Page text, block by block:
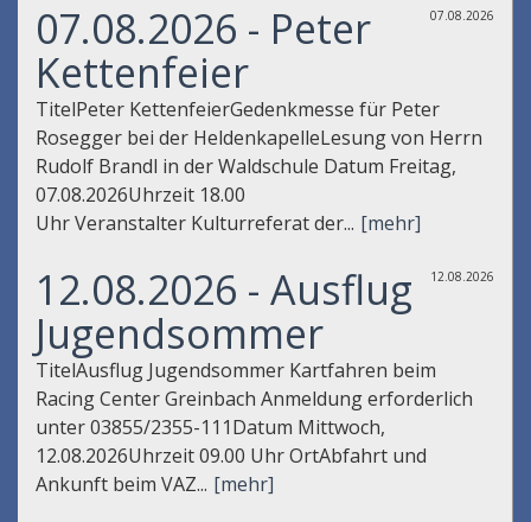
07.08.2026
07.08.2026 - Peter
Kettenfeier
TitelPeter KettenfeierGedenkmesse für Peter
Rosegger bei der HeldenkapelleLesung von Herrn
Rudolf Brandl in der Waldschule Datum Freitag,
07.08.2026Uhrzeit 18.00
Uhr Veranstalter Kulturreferat der... [mehr]
12.08.2026
12.08.2026 - Ausflug
Jugendsommer
TitelAusflug Jugendsommer Kartfahren beim
Racing Center Greinbach Anmeldung erforderlich
unter 03855/2355-111Datum Mittwoch,
12.08.2026Uhrzeit 09.00 Uhr OrtAbfahrt und
Ankunft beim VAZ... [mehr]